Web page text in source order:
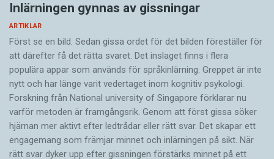
Inlärningen gynnas av gissningar
ARTIKLAR
Först se en bild. Sedan gissa ordet för det bilden föreställer för
att därefter få det rätta svaret. Det inslaget finns i flera
populära appar som används för språkinlärning. Greppet är inte
nytt och har länge varit vedertaget inom kognitiv psykologi.
Forskning från National university of Singa­pore förklarar nu
varför metoden är framgångsrik. Genom att först gissa ­söker
hjärnan mer aktivt ­efter ledtrådar eller rätt svar. Det skapar ett
engagemang som främjar minnet och inlärningen på sikt. När
rätt svar dyker upp efter gissningen förstärks minnet på ett